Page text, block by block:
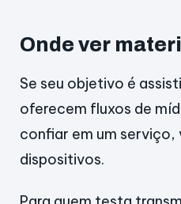
Onde ver
Se seu objetivo é
oferecem fluxos de
confiar em um
dispositivos.